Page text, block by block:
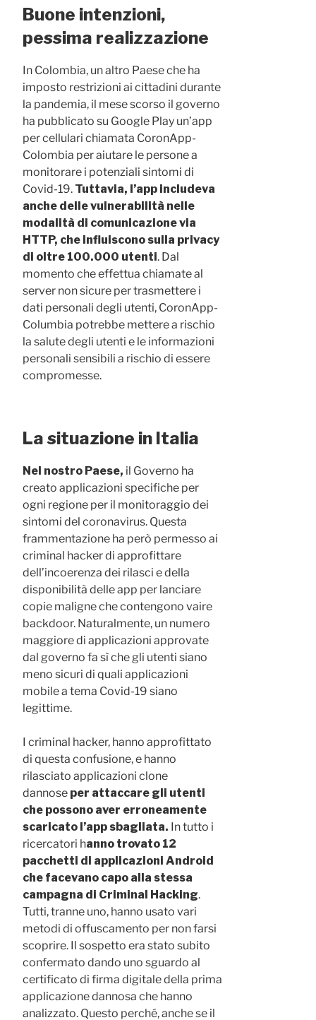
Buone intenzioni,
pessima realizzazione
In Colombia, un altro Paese che ha
imposto restrizioni ai cittadini durante
la pandemia, il mese scorso il governo
ha pubblicato su Google Play un’app
per cellulari chiamata CoronApp-
Colombia per aiutare le persone a
monitorare i potenziali sintomi di
Covid-19. Tuttavia, l’app includeva
anche delle vulnerabilità nelle
modalità di comunicazione via
HTTP, che influiscono sulla privacy
di oltre 100.000 utenti. Dal
momento che effettua chiamate al
server non sicure per trasmettere i
dati personali degli utenti, CoronApp-
Columbia potrebbe mettere a rischio
la salute degli utenti e le informazioni
personali sensibili a rischio di essere
compromesse.
La situazione in Italia
Nel nostro Paese, il Governo ha
creato applicazioni specifiche per
ogni regione per il monitoraggio dei
sintomi del coronavirus. Questa
frammentazione ha però permesso ai
criminal hacker di approfittare
dell’incoerenza dei rilasci e della
disponibilità delle app per lanciare
copie maligne che contengono vaire
backdoor. Naturalmente, un numero
maggiore di applicazioni approvate
dal governo fa sì che gli utenti siano
meno sicuri di quali applicazioni
mobile a tema Covid-19 siano
legittime.
I criminal hacker, hanno approfittato
di questa confusione, e hanno
rilasciato applicazioni clone
dannose per attaccare gli utenti
che possono aver erroneamente
scaricato l’app sbagliata. In tutto i
ricercatori hanno trovato 12
pacchetti di applicazioni Android
che facevano capo alla stessa
campagna di Criminal Hacking.
Tutti, tranne uno, hanno usato vari
metodi di offuscamento per non farsi
scoprire. Il sospetto era stato subito
confermato dando uno sguardo al
certificato di firma digitale della prima
applicazione dannosa che hanno
analizzato. Questo perché, anche se il